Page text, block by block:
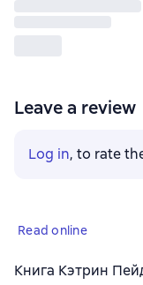
Leave a review
Log in, to rate
Read online
Книга Кэтрин